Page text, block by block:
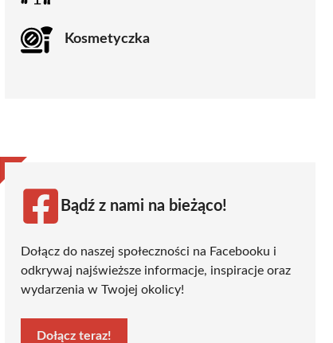
Kosmetyczka
Bądź z nami na bieżąco!
Dołącz do naszej społeczności na Facebooku i
odkrywaj najświeższe informacje, inspiracje oraz
wydarzenia w Twojej okolicy!
Dołącz teraz!